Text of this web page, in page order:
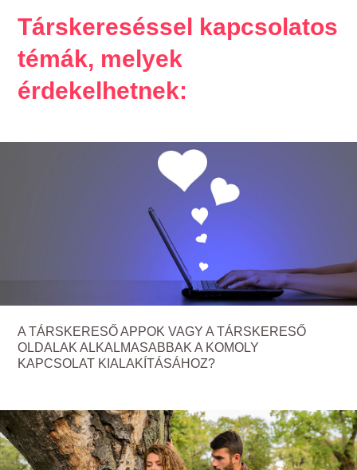
Társkereséssel kapcsolatos
témák, melyek
érdekelhetnek:
A TÁRSKERESŐ APPOK VAGY A TÁRSKERESŐ
OLDALAK ALKALMASABBAK A KOMOLY
KAPCSOLAT KIALAKÍTÁSÁHOZ?